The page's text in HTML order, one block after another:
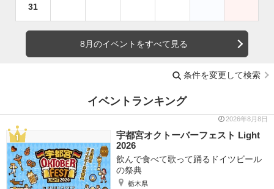
31
8月のイベントをすべて見る
条件を変更して検索
イベントランキング
2026年8月8日
宇都宮オクトーバーフェスト Light
2026
飲んで食べて歌って踊るドイツビール
の祭典
栃木県